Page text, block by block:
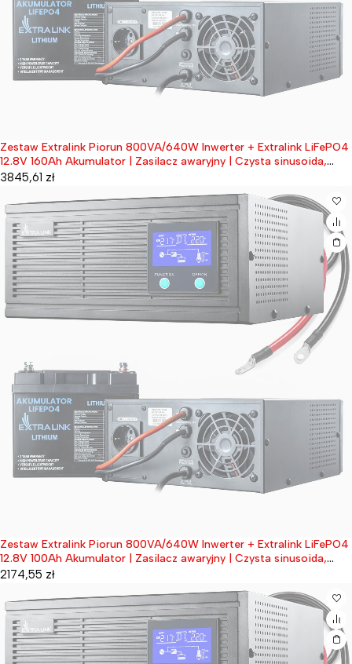
Wyprzedane
Zestaw Extralink Piorun 800VA/640W Inwerter + Extralink LiFePO4
12.8V 160Ah Akumulator | Zasilacz awaryjny | Czysta sinusoida,
napięcie akumulatora 12.8VDC + bezobsługowy
3845,61 zł
Wyprzedane
Zestaw Extralink Piorun 800VA/640W Inwerter + Extralink LiFePO4
12.8V 100Ah Akumulator | Zasilacz awaryjny | Czysta sinusoida,
napięcie akumulatora 12.8VDC + bezobsługowy
2174,55 zł